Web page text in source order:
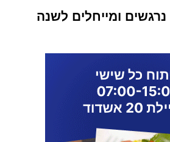
נרגשים ומייחלים לשנה